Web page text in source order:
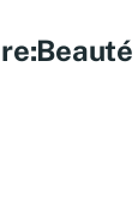
re:Beauté